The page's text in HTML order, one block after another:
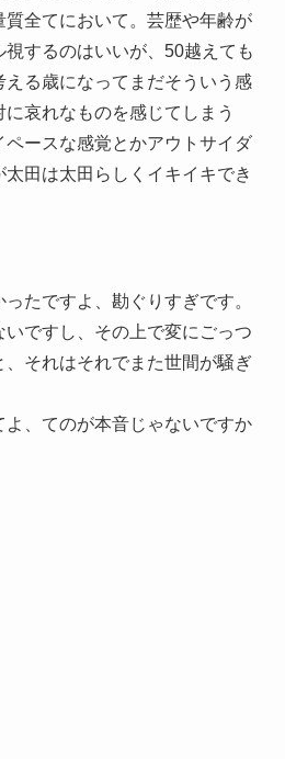
質全てにおいて。芸歴や年齢が
するのはいいが、50越えても
える歳になってまだそういう感
哀れなものを感じてしまう
ースな感覚とかアウトサイダ
田は太田らしくイキイキでき
たですよ、勘ぐりすぎです。
ですし、その上で変にごっつ
、それはそれでまた世間が騒ぎ
よ、てのが本音じゃないですか